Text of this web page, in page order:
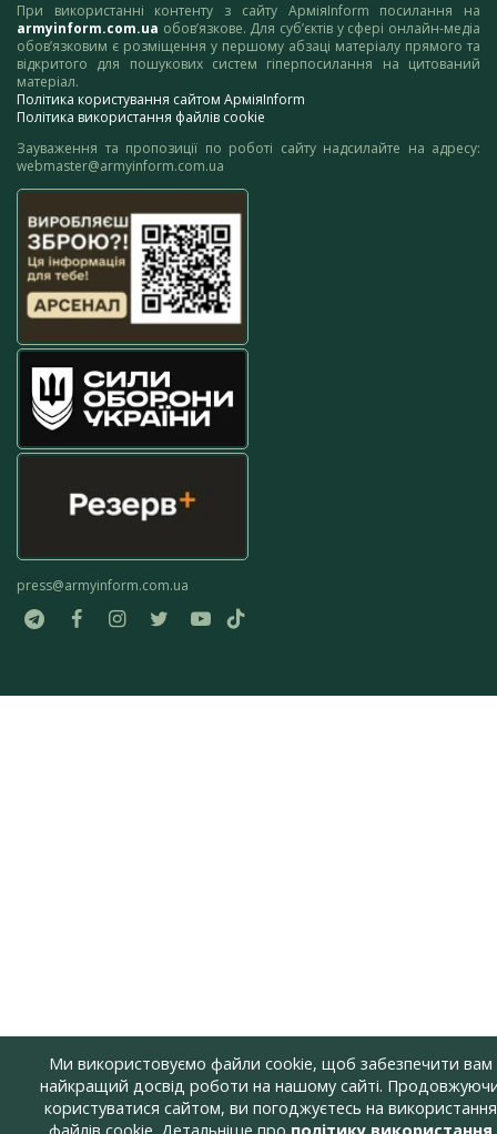
При використанні контенту з сайту АрміяInform посилання на
armyinform.com.ua обов’язкове. Для суб’єктів у сфері онлайн-медіа
обов’язковим є розміщення у першому абзаці матеріалу прямого та
відкритого для пошукових систем гіперпосилання на цитований
матеріал.
Політика користування сайтом АрміяInform
Політика використання файлів cookie
Зауваження та пропозиції по роботі сайту надсилайте на адресу:
webmaster@armyinform.com.ua
press@armyinform.com.ua
Ми використовуємо файли cookie, щоб забезпечити вам
найкращий досвід роботи на нашому сайті.
користуватися сайтом, ви погоджуєтесь на використання